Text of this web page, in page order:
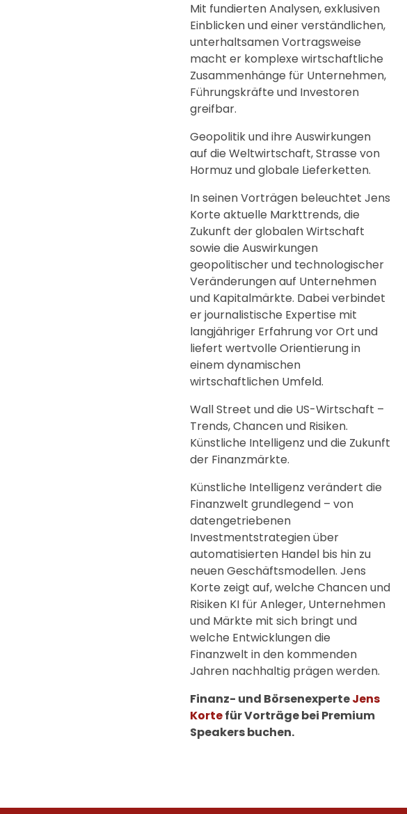
Mit fundierten Analysen, exklusiven
Einblicken und einer verständlichen,
unterhaltsamen Vortragsweise
macht er komplexe wirtschaftliche
Zusammenhänge für Unternehmen,
Führungskräfte und Investoren
greifbar.
Geopolitik und ihre Auswirkungen
auf die Weltwirtschaft, Strasse von
Hormuz und globale Lieferketten.
In seinen Vorträgen beleuchtet Jens
Korte aktuelle Markttrends, die
Zukunft der globalen Wirtschaft
sowie die Auswirkungen
geopolitischer und technologischer
Veränderungen auf Unternehmen
und Kapitalmärkte. Dabei verbindet
er journalistische Expertise mit
langjähriger Erfahrung vor Ort und
liefert wertvolle Orientierung in
einem dynamischen
wirtschaftlichen Umfeld.
Wall Street und die US-Wirtschaft –
Trends, Chancen und Risiken.
Künstliche Intelligenz und die Zukunft
der Finanzmärkte.
Künstliche Intelligenz verändert die
Finanzwelt grundlegend – von
datengetriebenen
Investmentstrategien über
automatisierten Handel bis hin zu
neuen Geschäftsmodellen. Jens
Korte zeigt auf, welche Chancen und
Risiken KI für Anleger, Unternehmen
und Märkte mit sich bringt und
welche Entwicklungen die
Finanzwelt in den kommenden
Jahren nachhaltig prägen werden.
Finanz- und BörsenexperteJens
Kortefür Vorträge bei Premium
Speakers buchen.